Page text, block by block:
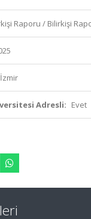
Raporu / Bilirkişi
İzmir
Adresli: Evet